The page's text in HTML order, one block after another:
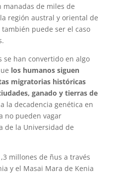
manadas de miles de
región austral y oriental de
puede ser el caso
se han convertido en algo
los humanos siguen
migratorias históricas
ganado y tierras de
la decadencia genética en
no pueden vagar
de la Universidad de
millones de ñus a través
y el Masai Mara de Kenia